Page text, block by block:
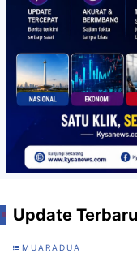
Update Terbaru
MUARADUA